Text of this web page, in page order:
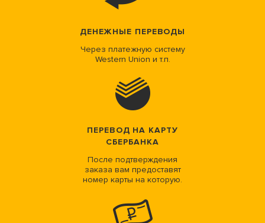
ДЕНЕЖНЫЕ ПЕРЕВОДЫ
Через платежную систему
Western Union и т.п.
ПЕРЕВОД НА КАРТУ
СБЕРБАНКА
После подтверждения
заказа вам предоставят
номер карты на которую.